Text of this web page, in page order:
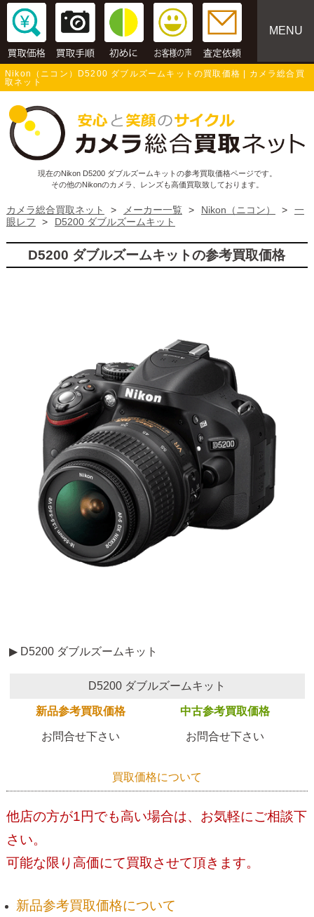
MENU
Nikon（ニコン）D5200 ダブルズームキットの買取価格 | カメラ総合買
取ネット
現在のNikon D5200 ダブルズームキットの参考買取価格ページです。
その他のNikonのカメラ、レンズも高価買取致しております。
カメラ総合買取ネット > メーカー一覧 > Nikon（ニコン） >
一
眼レフ
> D5200 ダブルズームキット
D5200 ダブルズームキットの参考買取価格
▶ D5200 ダブルズームキット
D5200 ダブルズームキット
新品参考買取価格 中古参考買取価格
お問合せ下さい お問合せ下さい
買取価格について
他店の方が1円でも高い場合は、お気軽にご相談下
さい。
可能な限り高価にて買取させて頂きます。
新品参考買取価格について